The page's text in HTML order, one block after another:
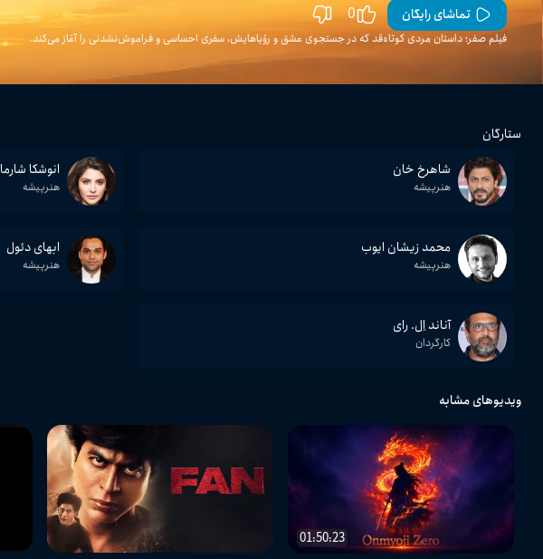
تماشای رایگان 0
فیلم صفر؛ داستان مردی کوتاه‌قد که در جستجوی عشق و رؤیاهایش، سفری احساسی و فراموش‌نشدنی را آغاز می‌کند.
ستارگان
شاهرخ خان
هنرپیشه
انوشکا شارما
هنرپیشه
محمد زیشان ایوب
هنرپیشه
ابهای دئول
هنرپیشه
آناند اِل. رای
کارگردان
ویدیوهای مشابه
01:50:23